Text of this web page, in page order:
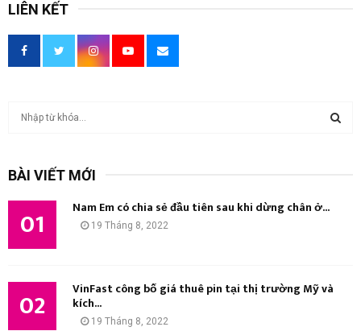
LIÊN KẾT
iBÀI VIẾT MỚI
01 Nam Em có chia sẻ đầu tiên sau khi dừng chân ở...
19 Tháng 8, 2022
02 VinFast công bố giá thuê pin tại thị trường Mỹ và
kích...
19 Tháng 8, 2022